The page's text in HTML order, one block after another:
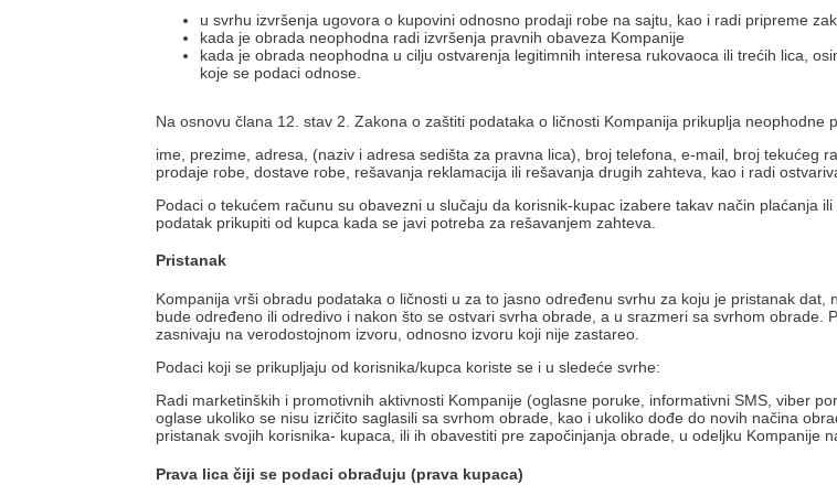
u svrhu izvršenja ugovora o kupovini odnosno prodaji robe na sajtu, kao i radi pripreme
kada je obrada neophodna radi izvršenja pravnih obaveza Kompanije
kada je obrada neophodna u cilju ostvarenja legitimnih interesa rukovaoca ili trećih lica,
koje se podaci odnose.
Na osnovu člana 12. stav 2. Zakona o zaštiti podataka o ličnosti Kompanija prikuplja neophodne
ime, prezime, adresa, (naziv i adresa sedišta za pravna lica), broj telefona, e-mail, broj tekućeg
prodaje robe, dostave robe, rešavanja reklamacija ili rešavanja drugih zahteva, kao i radi
Podaci o tekućem računu su obavezni u slučaju da korisnik-kupac izabere takav način plaćanja
podatak prikupiti od kupca kada se javi potreba za rešavanjem zahteva.
Pristanak
Kompanija vrši obradu podataka o ličnosti u za to jasno određenu svrhu za koju je pristanak
bude određeno ili odredivo i nakon što se ostvari svrha obrade, a u srazmeri sa svrhom obrade.
zasnivaju na verodostojnom izvoru, odnosno izvoru koji nije zastareo.
Podaci koji se prikupljaju od korisnika/kupca koriste se i u sledeće svrhe:
Radi marketinških i promotivnih aktivnosti Kompanije (oglasne poruke, informativni SMS, viber
oglase ukoliko se nisu izričito saglasili sa svrhom obrade, kao i ukoliko dođe do novih načina
pristanak svojih korisnika- kupaca, ili ih obavestiti pre započinjanja obrade, u odeljku Kompanije
Prava lica čiji se podaci obrađuju (prava kupaca)